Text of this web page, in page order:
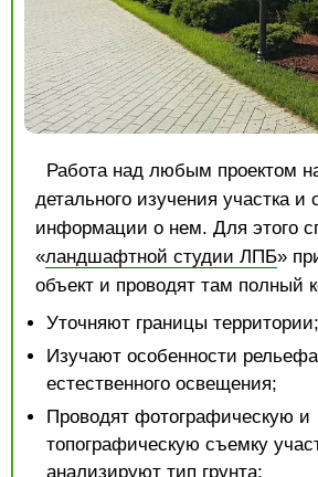
Работа над любым проектом
детального изучения участка и
информации о нем. Для этого
«ландшафтной студии ЛПБ»
объект и проводят там полный
Уточняют границы территории;
Изучают особенности
естественного освещения;
Проводят фотографическую и
топографическую съемку
анализируют тип грунта;